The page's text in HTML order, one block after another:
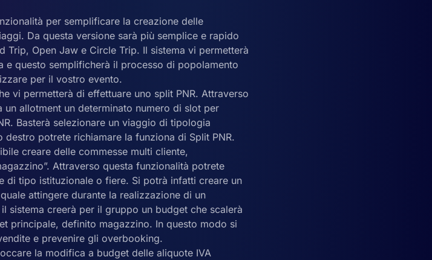
per semplificare la creazione delle
Da questa versione sarà più semplice e rapido
Trip, Open Jaw e Circle Trip. Il sistema vi permetterà
e questo semplificherà il processo di popolamento
per il vostro evento.
vi permetterà di effettuare uno split PNR. Attraverso
allotment un determinato numero di slot per
Basterà selezionare un viaggio di tipologia
potrete richiamare la funziona di Split PNR.
creare delle commesse multi cliente,
Attraverso questa funzionalità potrete
di tipo istituzionale o fiere. Si potrà infatti creare un
attingere durante la realizzazione di un
sistema creerà per il gruppo un budget che scalerà
principale, definito magazzino. In questo modo si
e prevenire gli overbooking.
la modifica a budget delle aliquote IVA